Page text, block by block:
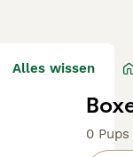
Alles wissen
0